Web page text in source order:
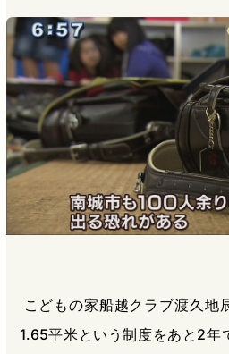
こどもの家船越クラブ渡久地
1.65平米という制度をあと2年